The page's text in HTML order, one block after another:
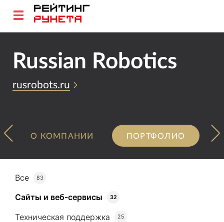
Russian Robotics
rusrobots.ru
О КОМПАНИИ ПОРТФОЛИО
Все 83
Сайты и веб-сервисы 32
Техническая поддержка 25